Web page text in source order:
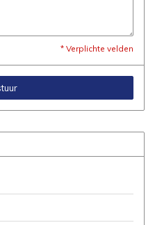
* Verplichte velden